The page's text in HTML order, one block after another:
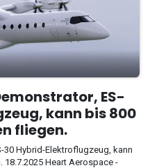
ES-
kann bis 800
fliegen.
30 Hybrid-Elektroflugzeug, kann
Heart Aerospace -